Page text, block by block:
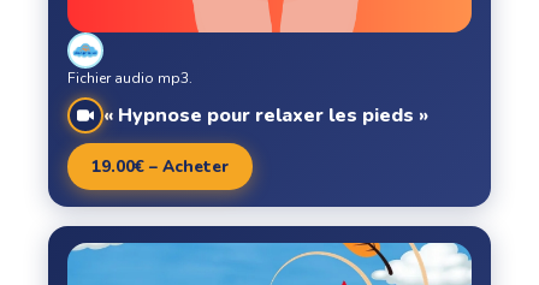
« Hypnose pour relaxer les pieds »
Fichier audio mp3.
19.00€ – Acheter